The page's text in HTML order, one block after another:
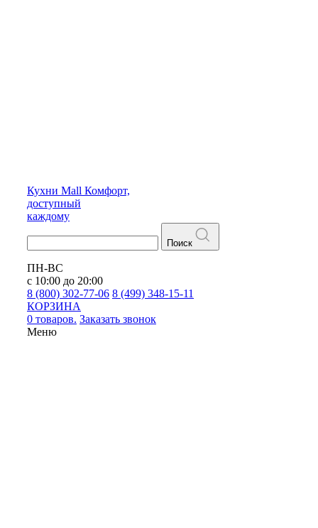
Кухни Mall Комфорт,
доступный
каждому
Поиск
ПН-ВС
с 10:00 до 20:00
8 (800) 302-77-06 8 (499) 348-15-11
КОРЗИНА
0 товаров. Заказать звонок
Меню